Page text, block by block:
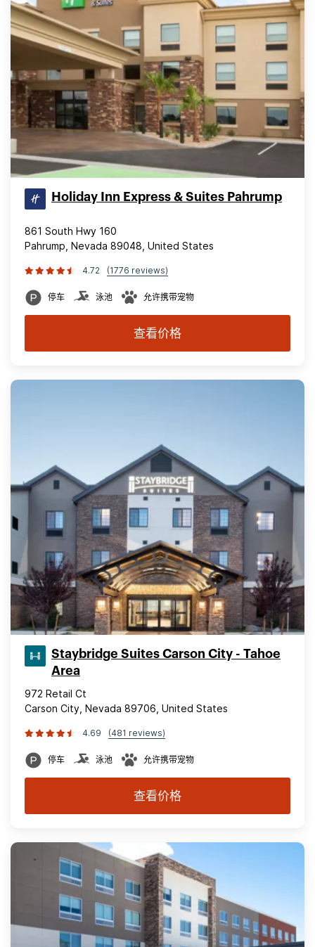
Holiday Inn Express & Suites Pahrump
861 South Hwy 160
Pahrump, Nevada 89048, United States
4.72 (1776 reviews)
停车 泳池 允许携带宠物
查看价格
Staybridge Suites Carson City - Tahoe
Area
972 Retail Ct
Carson City, Nevada 89706, United States
4.69 (481 reviews)
停车 泳池 允许携带宠物
查看价格